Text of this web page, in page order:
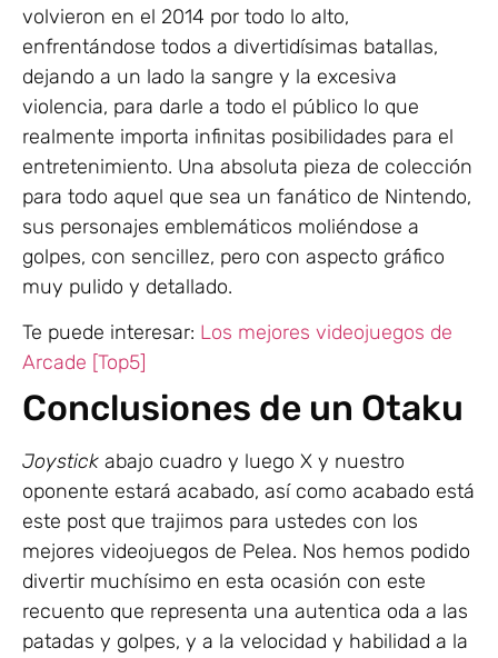
volvieron en el 2014 por todo lo alto,
enfrentándose todos a divertidísimas batallas,
dejando a un lado la sangre y la excesiva
violencia, para darle a todo el público lo que
realmente importa infinitas posibilidades para el
entretenimiento. Una absoluta pieza de colección
para todo aquel que sea un fanático de Nintendo,
sus personajes emblemáticos moliéndose a
golpes, con sencillez, pero con aspecto gráfico
muy pulido y detallado.
Te puede interesar: Los mejores videojuegos de
Arcade [Top5]
Conclusiones de un Otaku
Joystick abajo cuadro y luego X y nuestro
oponente estará acabado, así como acabado está
este post que trajimos para ustedes con los
mejores videojuegos de Pelea. Nos hemos podido
divertir muchísimo en esta ocasión con este
recuento que representa una autentica oda a las
patadas y golpes, y a la velocidad y habilidad a la